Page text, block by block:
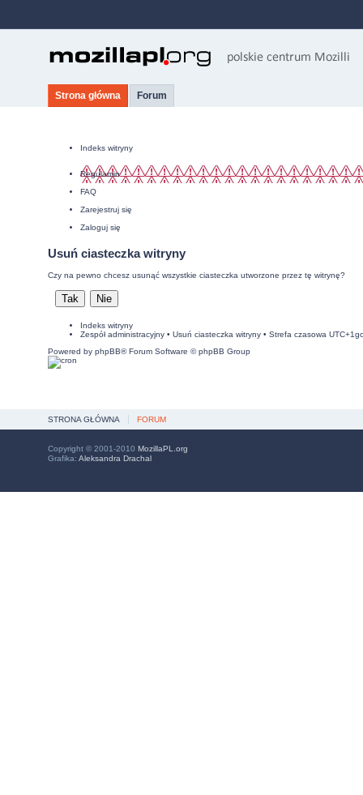
Strona główna Forum
Indeks witryny
Regulamin
FAQ
Zarejestruj się
Zaloguj się
Usuń ciasteczka witryny
Czy na pewno chcesz usunąć wszystkie ciasteczka utworzone przez tę witrynę?
Indeks witryny
Zespół administracyjny• Usuń ciasteczka witryny• Strefa czasowa
Powered by phpBB® Forum Software © phpBB Group
STRONA GŁÓWNA FORUM
Copyright © 2001-2010 MozillaPL.org
Grafika: Aleksandra Drachal